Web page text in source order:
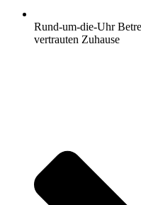
Rund-um-die-Uhr
vertrauten Zuhause